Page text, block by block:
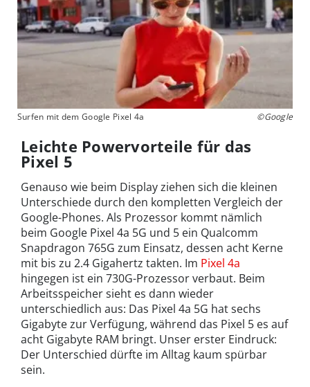
Surfen mit dem Google Pixel 4a ©Google
Leichte Powervorteile für das
Pixel 5
Genauso wie beim Display ziehen sich die kleinen
Unterschiede durch den kompletten Vergleich der
Google-Phones. Als Prozessor kommt nämlich
beim Google Pixel 4a 5G und 5 ein Qualcomm
Snapdragon 765G zum Einsatz, dessen acht Kerne
mit bis zu 2.4 Gigahertz takten. Im Pixel 4a
hingegen ist ein 730G-Prozessor verbaut. Beim
Arbeitsspeicher sieht es dann wieder
unterschiedlich aus: Das Pixel 4a 5G hat sechs
Gigabyte zur Verfügung, während das Pixel 5 es auf
acht Gigabyte RAM bringt. Unser erster Eindruck:
Der Unterschied dürfte im Alltag kaum spürbar
sein.